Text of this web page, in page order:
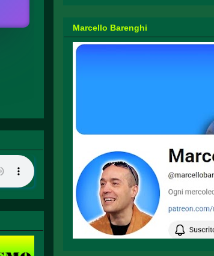
Marcello Barenghi